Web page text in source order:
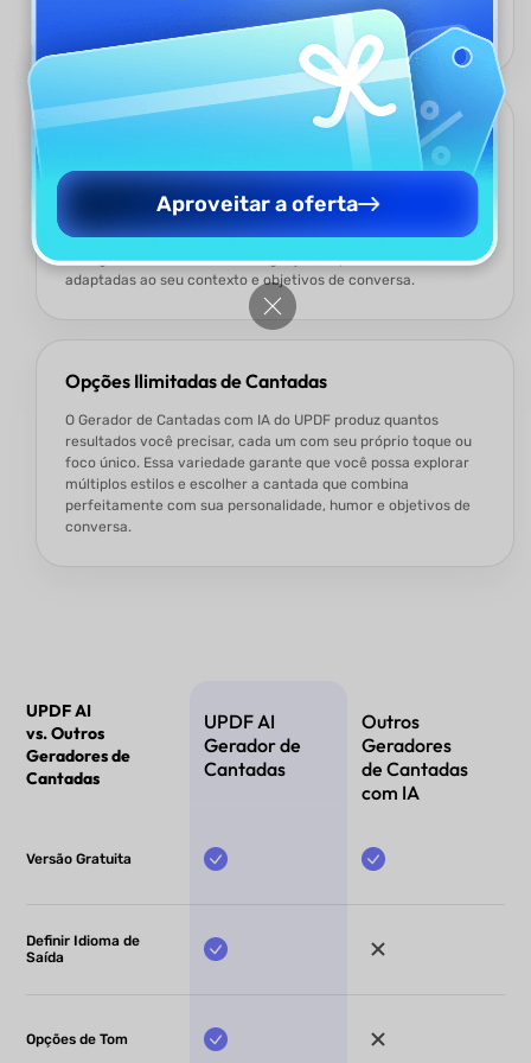
românticas ou únicas, ele garante resultados que realmente
atendem às suas necessidades.
Criação de Cantadas Totalmente Personalizável
O Gerador de Cantadas com IA do UPDF permite personalizar
todos os detalhes—sua situação atual, objetivo, informações
sobre a pessoa que deseja abordar, tom, idioma, contagem de
palavras e muito mais. Em seguida, ele cria frases
inteligentes, românticas ou engraçadas, perfeitamente
adaptadas ao seu contexto e objetivos de conversa.
Opções Ilimitadas de Cantadas
O Gerador de Cantadas com IA do UPDF produz quantos
resultados você precisar, cada um com seu próprio toque ou
foco único. Essa variedade garante que você possa explorar
múltiplos estilos e escolher a cantada que combina
perfeitamente com sua personalidade, humor e objetivos de
conversa.
UPDF AI
vs. Outros
Geradores de
Cantadas
UPDF AI
Gerador de
Cantadas
Outros
Geradores
de Cantadas
com IA
Versão Gratuita
Definir Idioma de
Saída
Opções de Tom
Aproveitar a oferta